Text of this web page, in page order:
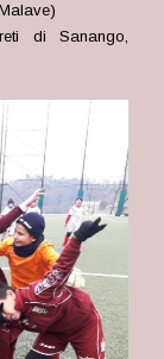
di Sanango,